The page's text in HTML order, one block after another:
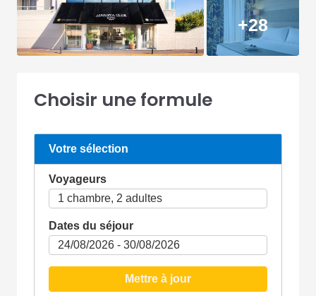
+28
Choisir une formule
Votre sélection
Voyageurs
Dates du séjour
Mettre à jour